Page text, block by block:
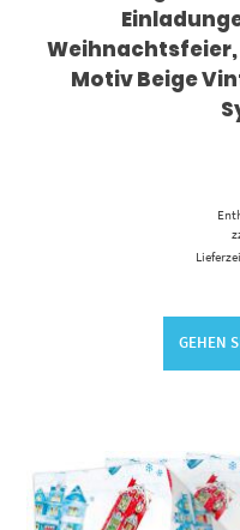
Weihnachtsfeier,
Motiv Beige
GEHEN